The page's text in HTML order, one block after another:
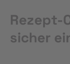
Rezept-
sicher